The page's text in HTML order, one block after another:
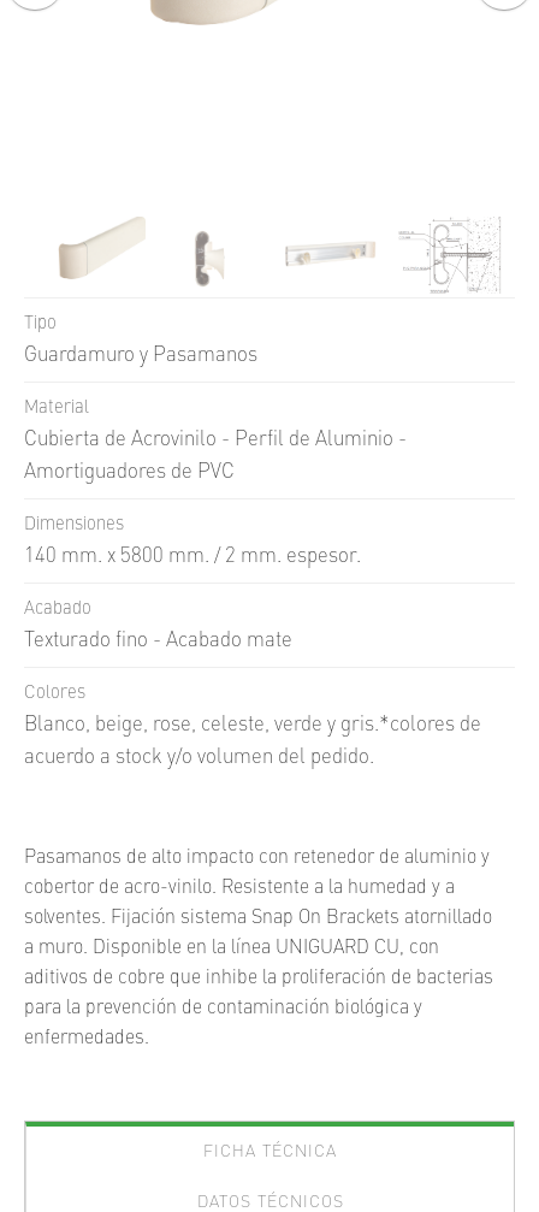
SKINFACE
Tipo
Guardamuro y Pasamanos
Material
Cubierta de Acrovinilo - Perfil de Aluminio -
Amortiguadores de PVC
Dimensiones
140 mm. x 5800 mm. / 2 mm. espesor.
Acabado
Texturado fino - Acabado mate
Colores
Blanco, beige, rose, celeste, verde y gris.*colores de
acuerdo a stock y/o volumen del pedido.
Pasamanos de alto impacto con retenedor de aluminio y
cobertor de acro-vinilo. Resistente a la humedad y a
solventes. Fijación sistema Snap On Brackets atornillado
a muro. Disponible en la línea UNIGUARD CU, con
aditivos de cobre que inhibe la proliferación de bacterias
para la prevención de contaminación biológica y
enfermedades.
FICHA TÉCNICA
DATOS TÉCNICOS